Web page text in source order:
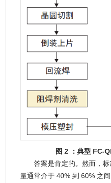
图 2 ：典型 FC-
答案是肯定的。然而，
量通常介于 40% 到 60% 之